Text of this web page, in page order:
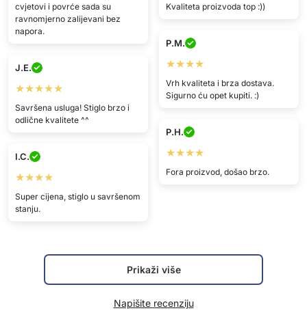
cvjetovi i povrće sada su
ravnomjerno zalijevani bez
napora.
Kvaliteta proizvoda top :))
P.M.
★★★★
Vrh kvaliteta i brza dostava.
Sigurno ću opet kupiti. :)
J.E.
★★★★★
Savršena usluga! Stiglo brzo i
odlične kvalitete ^^
P.H.
★★★★
Fora proizvod, došao brzo.
I.C.
★★★★
Super cijena, stiglo u savršenom
stanju.
Prikaži više
Napišite recenziju